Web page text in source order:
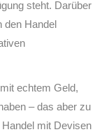
steht. Darüber
den Handel
echtem Geld,
– das aber zu
mit Devisen